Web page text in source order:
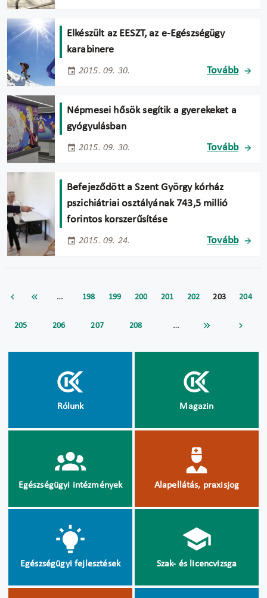
Elkészült az EESZT, az e-Egészségügy
karabinere
2015. 09. 30. Tovább
Népmesei hősök segítik a gyerekeket a
gyógyulásban
2015. 09. 30. Tovább
Befejeződött a Szent György kórház
pszichiátriai osztályának 743,5 millió
forintos korszerűsítése
2015. 09. 24. Tovább
… 198 199 200 201 202 203 204
205 206 207 208 …
Rólunk Magazin
Egészségügyi intézmények Alapellátás, praxisjog
Egészségügyi fejlesztések Szak- és licencvizsga